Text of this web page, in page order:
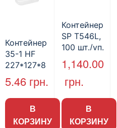
Контейнер
35-1 HF
227*127*8
5мм
(1700мл)
400шт/ящ
5.46 грн.
В
КОРЗИНУ
Контейнер
SP T546L,
100 шт./уп.
1,140.00
грн.
В
КОРЗИНУ